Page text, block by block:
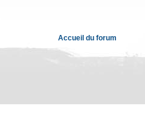
Accueil du forum